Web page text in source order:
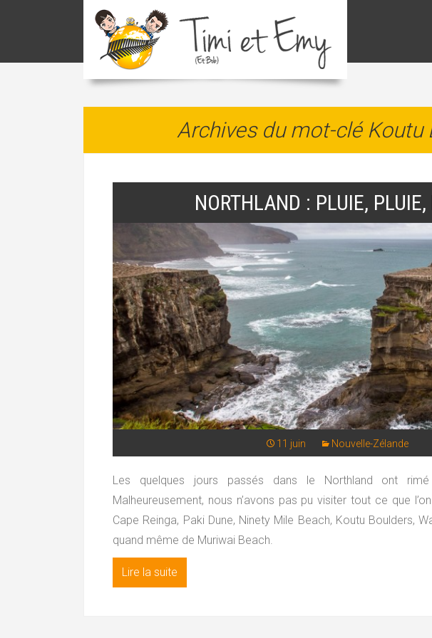
Archives du mot-clé Koutu
NORTHLAND : PLUIE,
11 juin Nouvelle-Zélande
Les quelques jours passés dans le Northland ont
Malheureusement, nous n’avons pas pu visiter tout ce que
Cape Reinga, Paki Dune, Ninety Mile Beach, Koutu Boulders,
quand même de Muriwai Beach.
Lire la suite